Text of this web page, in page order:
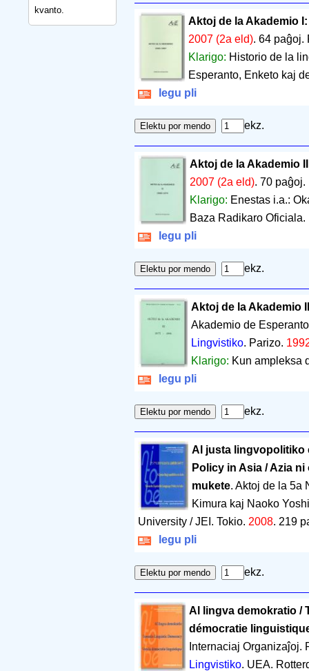
kvanto.
Aktoj de la Akademio I:
2007 (2a eld).64 paĝoj.
Klarigo: Historio de la
Esperanto, Enketo kaj
legu pli
ekz.
Aktoj de la Akademio
2007 (2a eld). 70 paĝoj.
Klarigo: Enestas i.a.:
Baza Radikaro Oficiala.
legu pli
ekz.
Aktoj de la Akademio
Akademio de
Lingvistiko. Parizo.
Klarigo: Kun ampleksa
legu pli
ekz.
Al justa lingvopolitiko
Policy in Asia / Azia
mukete. Aktoj de la 5a
Kimura kaj Naoko
University / JEI. Tokio. 2008. 219
legu pli
ekz.
Al lingva demokratio /
démocratie
Internaciaj Organizaĵoj.
Lingvistiko. UEA.